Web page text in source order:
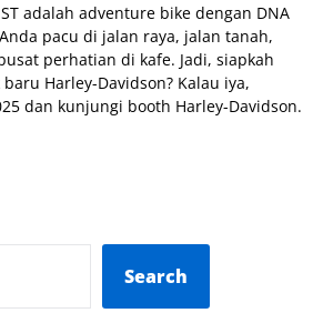
adalah adventure bike dengan DNA
pacu di jalan raya, jalan tanah,
perhatian di kafe. Jadi, siapkah
Harley-Davidson? Kalau iya,
dan kunjungi booth Harley-Davidson.
Search